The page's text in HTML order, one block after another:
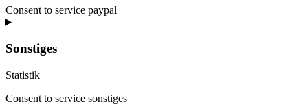
Consent to service paypal
Sonstiges
Statistik
Consent to service sonstiges